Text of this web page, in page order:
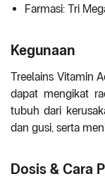
Farmasi: Tri
Kegunaan
Treelains Vitamin
dapat mengikat
tubuh dari
dan gusi, serta
Dosis & Cara